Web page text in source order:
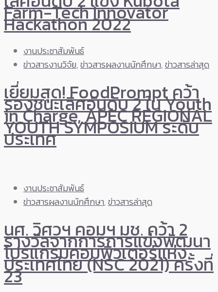
Farm-Tech Innovator
Hackathon 2022
งานประชาสัมพันธ์
ข่าวสารงานวิจัย,ข่าวสารผลงานนักศึกษา,ข่าวสารล่าสุด
เยี่ยมสุด! FoodPrompt คว้า
รองชนะเลิศอันดับ 2 ใน Youth
in Charge, APEC REGIONAL
YOUTH SYMPOSIUM ระดับ
ประเทศ
งานประชาสัมพันธ์
ข่าวสารผลงานนักศึกษา,ข่าวสารล่าสุด
นศ. วิศวฯ คอมฯ มช. คว้า 2
รางวัลจากการการแข่งพัฒนา
โปรแกรมคอมพิวเตอร์แห่ง
ประเทศไทย (NSC 2021) ครั้งที่
23